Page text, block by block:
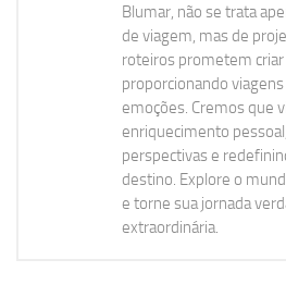
Blumar, não se trata
de viagem, mas de
roteiros prometem
proporcionando
emoções. Cremos que
enriquecimento
perspectivas e
destino. Explore o
e torne sua jornada
extraordinária.